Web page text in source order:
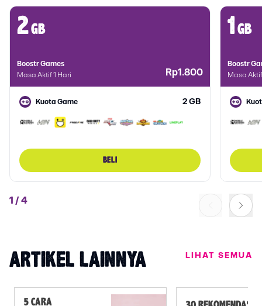
2gb
Boostr Games
Masa Aktif 1 Hari
Rp1.800
Kuota Game 2 GB
BELI
1 gb
Boostr
Masa
1 / 4
ARTIKEL LAINNYA LIHAT SEMUA
5 CARA